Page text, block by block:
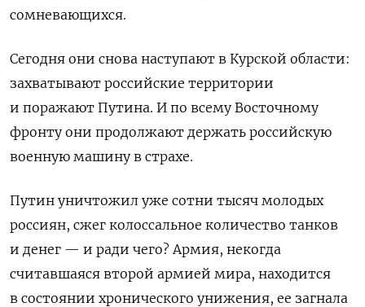
сомневающихся.
Сегодня они снова наступают в Курской области:
захватывают российские территории
и поражают Путина. И по всему Восточному
фронту они продолжают держать российскую
военную машину в страхе.
Путин уничтожил уже сотни тысяч молодых
россиян, сжег колоссальное количество танков
и денег — и ради чего? Армия, некогда
считавшаяся второй армией мира, находится
в состоянии хронического унижения, ее загнала